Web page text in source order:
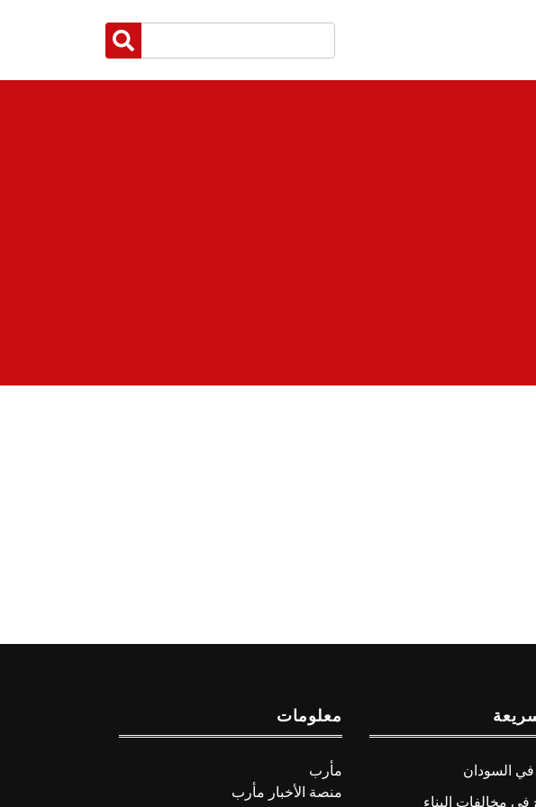
في السودان
في مخالفات البناء
معلومات
مأرب
منصة الأخبار مأرب